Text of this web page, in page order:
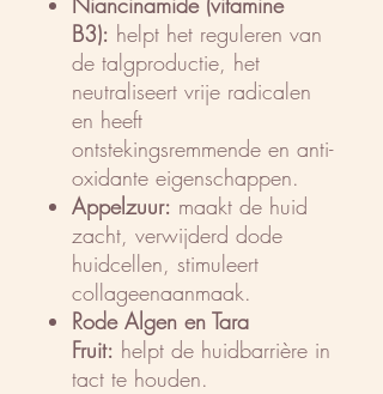
B3): helpt het reguleren van
de talgproductie, het
neutraliseert vrije radicalen
en heeft
ontstekingsremmende en anti-
oxidante eigenschappen.
Appelzuur: maakt de huid
zacht, verwijderd dode
huidcellen, stimuleert
collageenaanmaak.
Rode Algen en Tara
Fruit: helpt de huidbarrière in
tact te houden.